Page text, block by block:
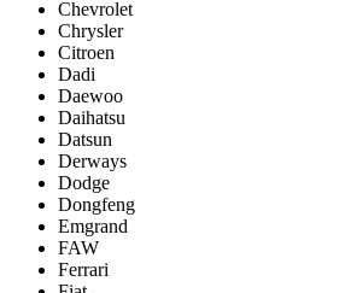
Chevrolet
Chrysler
Citroen
Dadi
Daewoo
Daihatsu
Datsun
Derways
Dodge
Dongfeng
Emgrand
FAW
Ferrari